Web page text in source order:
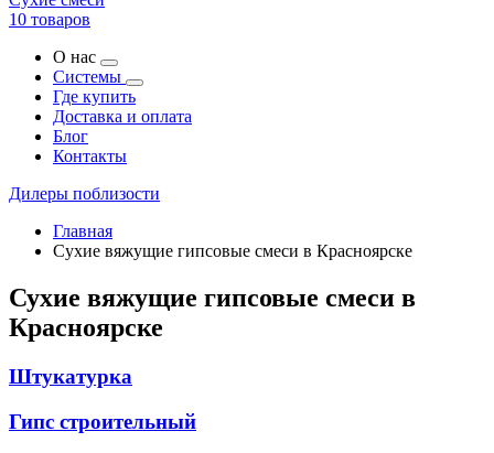
10 товаров
О нас
Системы
Где купить
Доставка и оплата
Блог
Контакты
Дилеры поблизости
Главная
Сухие вяжущие гипсовые смеси в Красноярске
Сухие вяжущие гипсовые смеси в
Красноярске
Штукатурка
Гипс строительный